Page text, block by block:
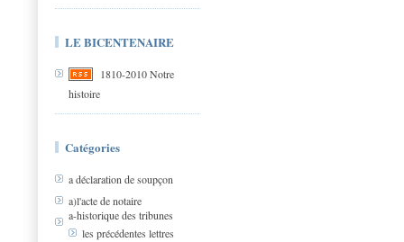
LE BICENTENAIRE
1810-2010 Notre
histoire
Catégories
a déclaration de soupçon
a)l'acte de notaire
a-historique des tribunes
les précédentes lettres